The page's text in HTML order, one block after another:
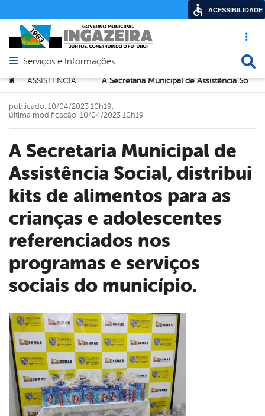
Acesso
Abrir menu principal de navegação
Serviços e Informações
Você está aqui:
> ASSISTÊNCIA SOCIAL > A Secretaria Municipal de Assistência Social, distribui kits de alimentos para as crianças e adolescentes referenciados nos programas e serviços sociais do município.
A Secretaria Municipal de
Assistência Social, distribui
kits de alimentos para as
crianças e adolescentes
referenciados nos
programas e serviços
sociais do município.
publicado: 10/04/2023 10h19,
última modificação: 10/04/2023 10h19
ACESSIBILIDADE